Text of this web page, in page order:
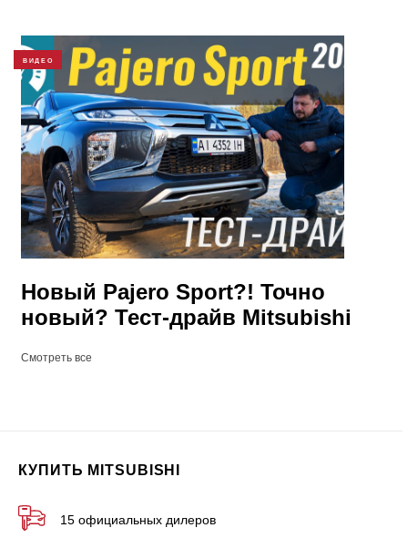
ВИДЕО
Новый Pajero Sport?! Точно
новый? Тест-драйв Mitsubishi
Смотреть все
КУПИТЬ MITSUBISHI
15 официальных дилеров